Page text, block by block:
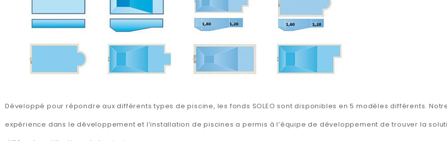
Développé pour répondre aux différents types de piscine, les fonds SOLEO sont disponibles en 5 modèles différents.
expérience dans le développement et l’installation de piscines a permis à l’équipe de développement de trouver la